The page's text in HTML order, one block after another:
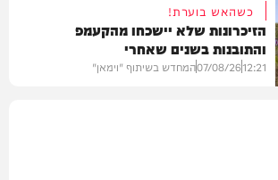
כשהאש בוערת!
הזיכרונות שלא יישכחו מהקעמפ
והתובנות בשנים שאחרי
12:21
07/08/26המחדש בשיתוף "וימאן"